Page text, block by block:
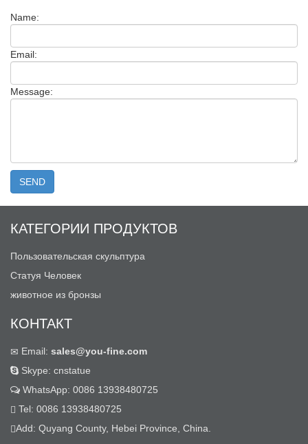
Name:
Email:
Message:
КАТЕГОРИИ ПРОДУКТОВ
Пользовательская скульптура
Статуя Человек
животное из бронзы
КОНТАКТ
Email: sales@you-fine.com
Skype: cnstatue
WhatsApp: 0086 13938480725
Tel: 0086 13938480725
Add: Quyang County, Hebei Province, China.